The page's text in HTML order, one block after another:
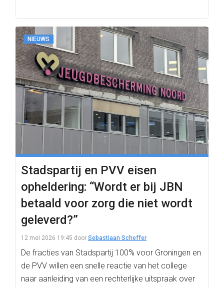
NIEUWS
Stadspartij en PVV eisen
opheldering: “Wordt er bij JBN
betaald voor zorg die niet wordt
geleverd?”
12 mei 2026 19:45 door Sebastiaan Scheffer
De fracties van Stadspartij 100% voor Groningen en
de PVV willen een snelle reactie van het college
naar aanleiding van een rechterlijke uitspraak over